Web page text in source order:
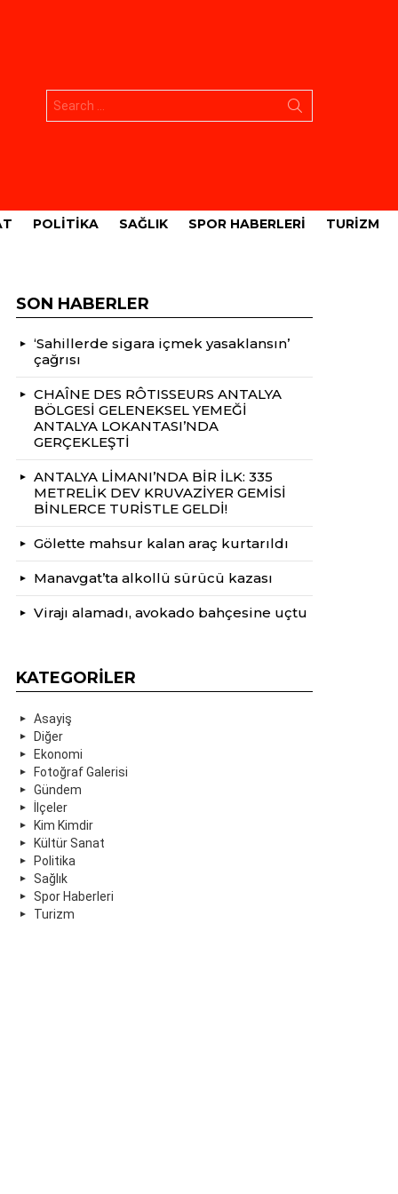
POLITIKA SAĞLIK SPOR HABERLERI TURIZM
SON HABERLER
‘Sahillerde sigara içmek yasaklansın’
çağrısı
CHAÎNE DES RÔTISSEURS ANTALYA
BÖLGESİ GELENEKSEL YEMEĞİ
ANTALYA LOKANTASI’NDA
GERÇEKLEŞTİ
ANTALYA LİMANI’NDA BİR İLK: 335
METRELİK DEV KRUVAZİYER GEMİSİ
BİNLERCE TURİSTLE GELDİ!
Gölette mahsur kalan araç kurtarıldı
Manavgat’ta alkollü sürücü kazası
Virajı alamadı, avokado bahçesine uçtu
KATEGORILER
Asayiş
Diğer
Ekonomi
Fotoğraf Galerisi
Gündem
İlçeler
Kim Kimdir
Kültür Sanat
Politika
Sağlık
Spor Haberleri
Turizm